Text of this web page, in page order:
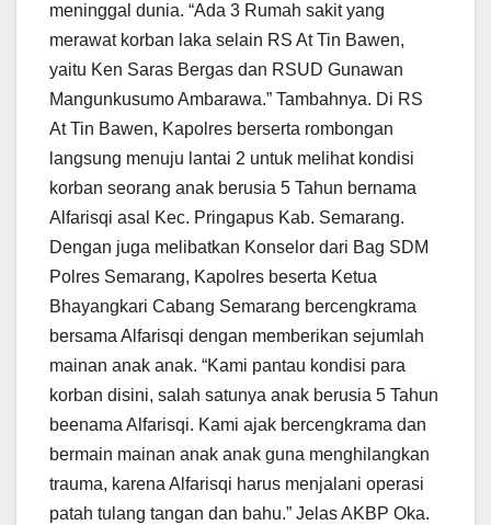
meninggal dunia. “Ada 3 Rumah sakit yang
merawat korban laka selain RS At Tin Bawen,
yaitu Ken Saras Bergas dan RSUD Gunawan
Mangunkusumo Ambarawa.” Tambahnya. Di RS
At Tin Bawen, Kapolres berserta rombongan
langsung menuju lantai 2 untuk melihat kondisi
korban seorang anak berusia 5 Tahun bernama
Alfarisqi asal Kec. Pringapus Kab. Semarang.
Dengan juga melibatkan Konselor dari Bag SDM
Polres Semarang, Kapolres beserta Ketua
Bhayangkari Cabang Semarang bercengkrama
bersama Alfarisqi dengan memberikan sejumlah
mainan anak anak. “Kami pantau kondisi para
korban disini, salah satunya anak berusia 5 Tahun
beenama Alfarisqi. Kami ajak bercengkrama dan
bermain mainan anak anak guna menghilangkan
trauma, karena Alfarisqi harus menjalani operasi
patah tulang tangan dan bahu.” Jelas AKBP Oka.